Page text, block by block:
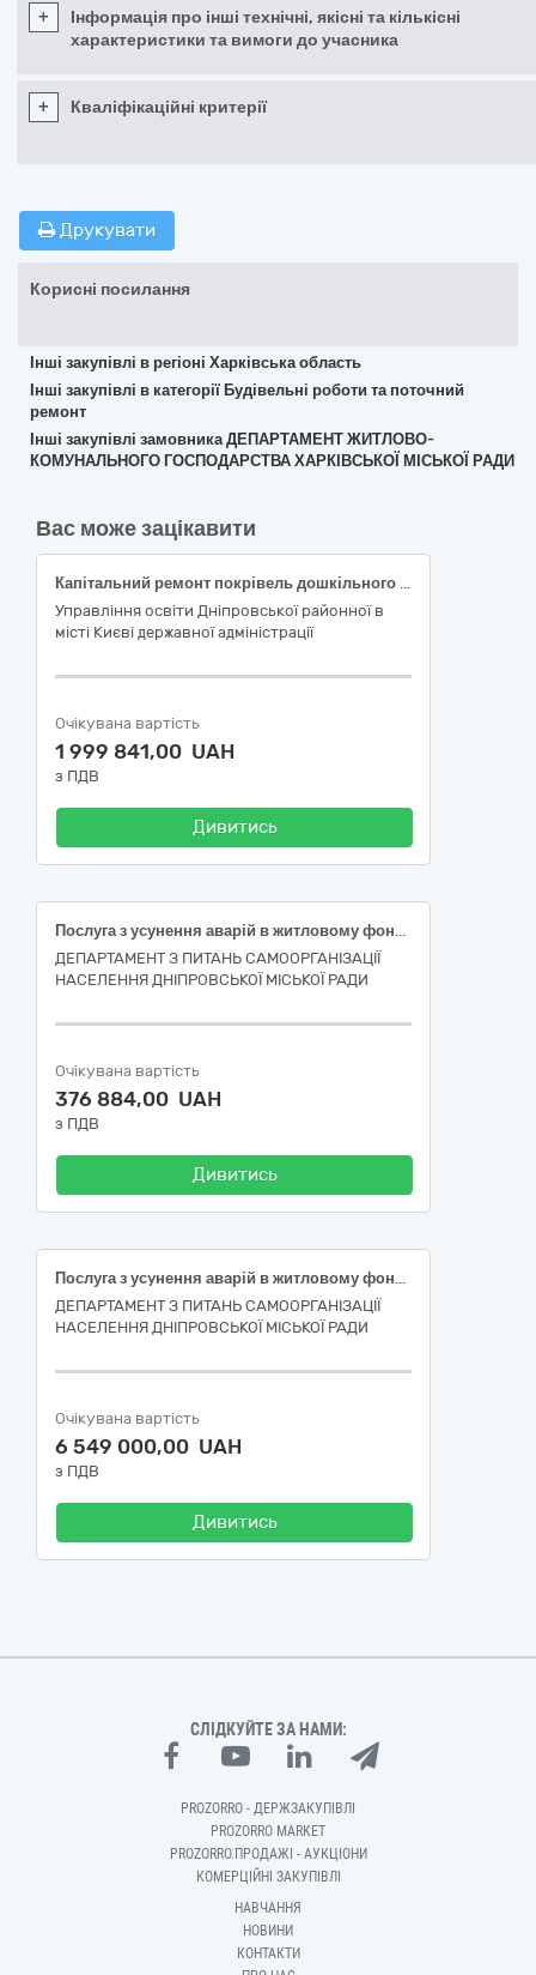
+
Інформація про інші технічні, якісні та кількісні
характеристики та вимоги до учасника
+ Кваліфікаційні критерії
Друкувати
Корисні посилання
Інші закупівлі в регіоні Харківська область
Інші закупівлі в категорії Будівельні роботи та поточний
ремонт
Інші закупівлі замовника ДЕПАРТАМЕНТ ЖИТЛОВО-
КОМУНАЛЬНОГО ГОСПОДАРСТВА ХАРКІВСЬКОЇ МІСЬКОЇ РАДИ
Вас може зацікавити
Капітальний ремонт покрівель дошкільного навчального закладу № 691 за адресою: вул. Андрія Шептіцького , 24-Б у Дніпровському районі міста Києва, (ДК 021:2015:45260000-7 — Покрівельні роботи та інші спеціалізовані будівельні роботи)
Управління освіти Дніпровської районної в
місті Києві державної адміністрації
Очікувана вартість
1 999 841,00 UAH
з ПДВ
Дивитись
Послуга з усунення аварій в житловому фонді (поточний ремонт покрівлі у житловому будинку, розташованому за адресою: м. Днiпрo, вул. Мaксимa Дiя, буд. 2-Б)
ДЕПАРТАМЕНТ З ПИТАНЬ САМООРГАНІЗАЦІЇ
НАСЕЛЕННЯ ДНІПРОВСЬКОЇ МІСЬКОЇ РАДИ
Очікувана вартість
376 884,00 UAH
з ПДВ
Дивитись
Пoслуга з усyнення авaрій в житлoвому фoнді (пoточний ремoнт пoкрівлі у житлoвому бyдинку, рoзташованому за адресoю: м. Дніпрo, вул. Рoбоча, буд. 178)
ДЕПАРТАМЕНТ З ПИТАНЬ САМООРГАНІЗАЦІЇ
НАСЕЛЕННЯ ДНІПРОВСЬКОЇ МІСЬКОЇ РАДИ
Очікувана вартість
6 549 000,00 UAH
з ПДВ
Дивитись
СЛІДКУЙТЕ ЗА НАМИ:
PROZORRO - ДЕРЖЗАКУПІВЛІ
PROZORRO MARKET
PROZORRO.ПРОДАЖІ - АУКЦІОНИ
КОМЕРЦІЙНІ ЗАКУПІВЛІ
НАВЧАННЯ
НОВИНИ
КОНТАКТИ